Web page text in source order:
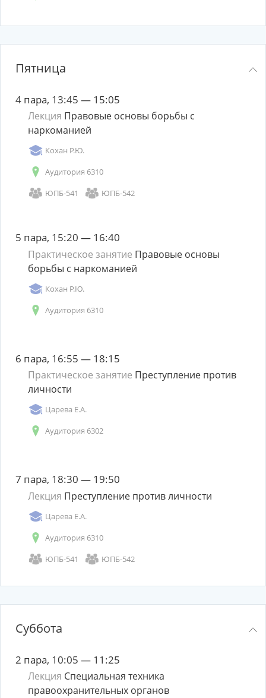
Пятница
4 пара, 13:45 — 15:05
Лекция Правовые основы борьбы с
наркоманией
Кохан Р.Ю.
Аудитория 6310
ЮПБ-541
ЮПБ-542
5 пара, 15:20 — 16:40
Практическое занятие Правовые основы
борьбы с наркоманией
Кохан Р.Ю.
Аудитория 6310
6 пара, 16:55 — 18:15
Практическое занятие Преступление против
личности
Царева Е.А.
Аудитория 6302
7 пара, 18:30 — 19:50
Лекция Преступление против личности
Царева Е.А.
Аудитория 6310
ЮПБ-541
ЮПБ-542
Суббота
2 пара, 10:05 — 11:25
Лекция Специальная техника
правоохранительных органов